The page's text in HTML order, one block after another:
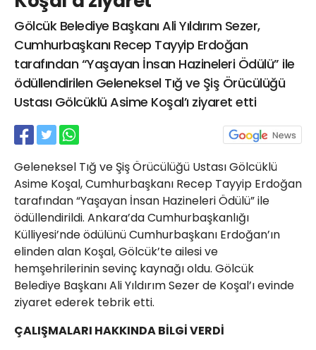
Gölcük Belediye Başkanı Ali Yıldırım Sezer,
Cumhurbaşkanı Recep Tayyip Erdoğan
tarafından “Yaşayan İnsan Hazineleri Ödülü” ile
ödüllendirilen Geleneksel Tığ ve Şiş Örücülüğü
Ustası Gölcüklü Asime Koşal’ı ziyaret etti
Geleneksel Tığ ve Şiş Örücülüğü Ustası Gölcüklü
Asime Koşal, Cumhurbaşkanı Recep Tayyip Erdoğan
tarafından “Yaşayan İnsan Hazineleri Ödülü” ile
ödüllendirildi. Ankara’da Cumhurbaşkanlığı
Külliyesi’nde ödülünü Cumhurbaşkanı Erdoğan’ın
elinden alan Koşal, Gölcük’te ailesi ve
hemşehrilerinin sevinç kaynağı oldu. Gölcük
Belediye Başkanı Ali Yıldırım Sezer de Koşal’ı evinde
ziyaret ederek tebrik etti.
ÇALIŞMALARI HAKKINDA BİLGİ VERDİ
21 Gölcük
02624132333
haber@golcukpostasi.com